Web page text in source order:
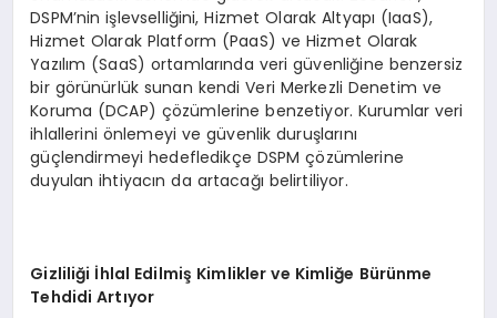
DSPM’nin işlevselliğini, Hizmet Olarak Altyapı (IaaS),
Hizmet Olarak Platform (PaaS) ve Hizmet Olarak
Yazılım (SaaS) ortamlarında veri güvenliğine benzersiz
bir görünürlük sunan kendi Veri Merkezli Denetim ve
Koruma (DCAP) çözümlerine benzetiyor. Kurumlar veri
ihlallerini önlemeyi ve güvenlik duruşlarını
güçlendirmeyi hedefledikçe DSPM çözümlerine
duyulan ihtiyacın da artacağı belirtiliyor.
Gizliliği İhlal Edilmiş Kimlikler ve Kimliğe Bürünme
Tehdidi Artıyor